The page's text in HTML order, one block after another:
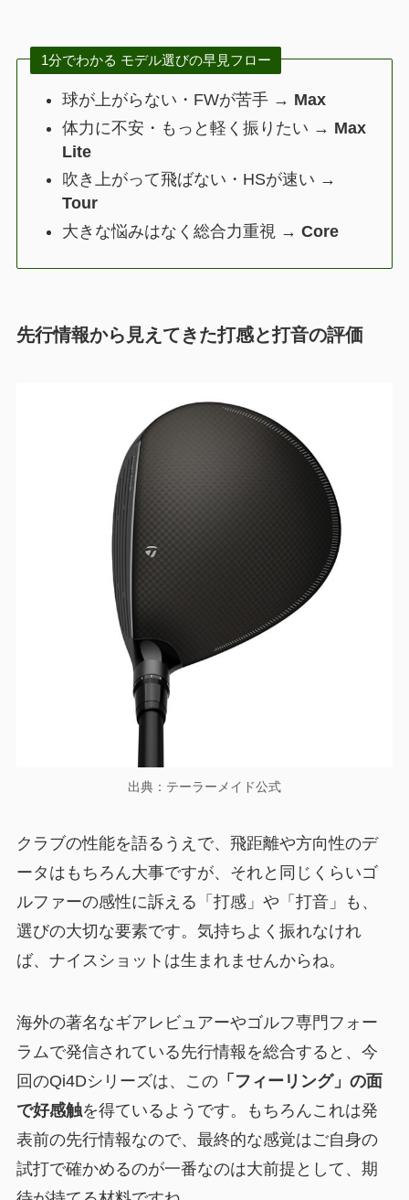
1分でわかる モデル選びの早見フロー
球が上がらない・FWが苦手 → Max
体力に不安・もっと軽く振りたい → Max
Lite
吹き上がって飛ばない・HSが速い →
Tour
大きな悩みはなく総合力重視 →Core
先行情報から見えてきた打感と打音の評価
出典：テーラーメイド公式
クラブの性能を語るうえで、飛距離や方向性のデ
ータはもちろん大事ですが、それと同じくらいゴ
ルファーの感性に訴える「打感」や「打音」も、
選びの大切な要素です。気持ちよく振れなけれ
ば、ナイスショットは生まれませんからね。
海外の著名なギアレビュアーやゴルフ専門フォー
ラムで発信されている先行情報を総合すると、今
回のQi4Dシリーズは、この「フィーリング」の面
で好感触を得ているようです。もちろんこれは発
表前の先行情報なので、最終的な感覚はご自身の
試打で確かめるのが一番なのは大前提として、期